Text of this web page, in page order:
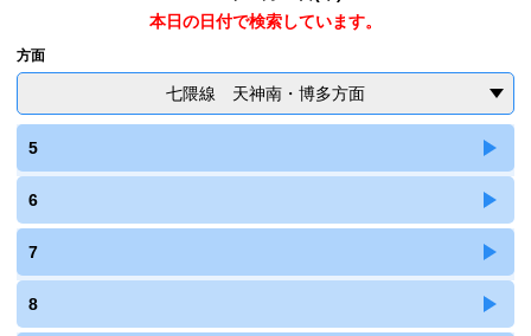
本日の日付で検索しています。
方面
七隈線 天神南・博多方面
5
6
7
8